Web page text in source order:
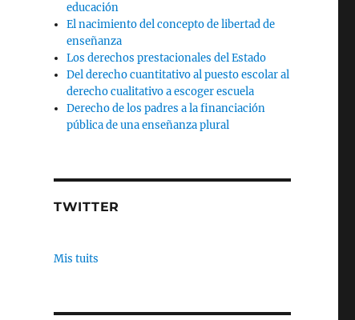
educación
El nacimiento del concepto de libertad de
enseñanza
Los derechos prestacionales del Estado
Del derecho cuantitativo al puesto escolar al
derecho cualitativo a escoger escuela
Derecho de los padres a la financiación
pública de una enseñanza plural
TWITTER
Mis tuits